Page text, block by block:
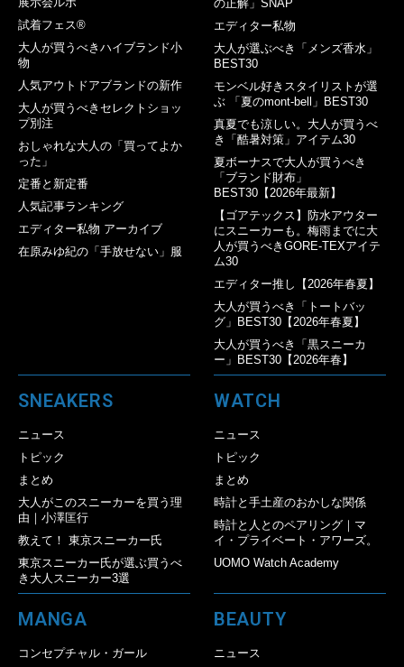
試着フェス®︎
大人が買うべきハイブランド小
物
人気アウトドアブランドの新作
大人が買うべきセレクトショッ
プ別注
おしゃれな大人の「買ってよか
った」
定番と新定番
人気記事ランキング
エディター私物 アーカイブ
在原みゆ紀の「手放せない」服
の正解」SNAP
エディター私物
大人が選ぶべき「メンズ香水」
BEST30
モンベル好きスタイリストが選
ぶ 「夏のmont-bell」BEST30
真夏でも涼しい。大人が買うべ
き「酷暑対策」アイテム30
夏ボーナスで大人が買うべき
「ブランド財布」
BEST30【2026年最新】
【ゴアテックス】防水アウター
にスニーカーも。梅雨までに大
人が買うべきGORE-TEXアイテ
ム30
エディター推し【2026年春夏】
大人が買うべき「トートバッ
グ」BEST30【2026年春夏】
大人が買うべき「黒スニーカ
ー」BEST30【2026年春】
SNEAKERS
ニュース
トピック
まとめ
大人がこのスニーカーを買う理
由｜小澤匡行
教えて！ 東京スニーカー氏
東京スニーカー氏が選ぶ買うべ
き大人スニーカー3選
WATCH
ニュース
トピック
まとめ
時計と手土産のおかしな関係
時計と人とのペアリング｜マ
イ・プライベート・アワーズ。
UOMO Watch Academy
MANGA
コンセプチャル・ガール
BEAUTY
ニュース